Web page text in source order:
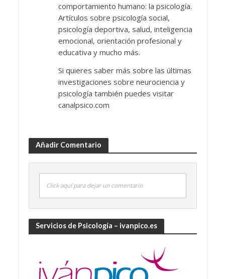
comportamiento humano: la psicología.
Artículos sobre psicología social,
psicología deportiva, salud, inteligencia
emocional, orientación profesional y
educativa y mucho más.
Si quieres saber más sobre las últimas
investigaciones sobre neurociencia y
psicología también puedes visitar
canalpsico.com
Añadir Comentario
Click aquí para dejar un comentario
Servicios de Psicología – ivanpico.es